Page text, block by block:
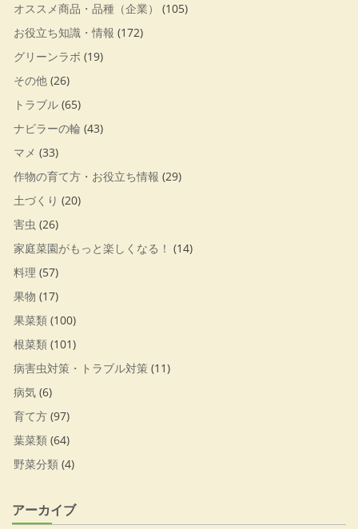
オススメ商品・品種（企業）
(105)
お役立ち知識・情報 (172)
グリーンラボ (19)
その他 (26)
トラブル (65)
ナビラーの輪 (43)
マメ (33)
作物の育て方・お役立ち情報 (29)
土づくり (20)
害虫 (26)
家庭菜園がもっと楽しくなる！ (14)
料理 (57)
果物 (17)
果菜類 (100)
根菜類 (101)
病害虫対策・トラブル対策 (11)
病気 (6)
育て方 (97)
葉菜類 (64)
野菜分類 (4)
アーカイブ